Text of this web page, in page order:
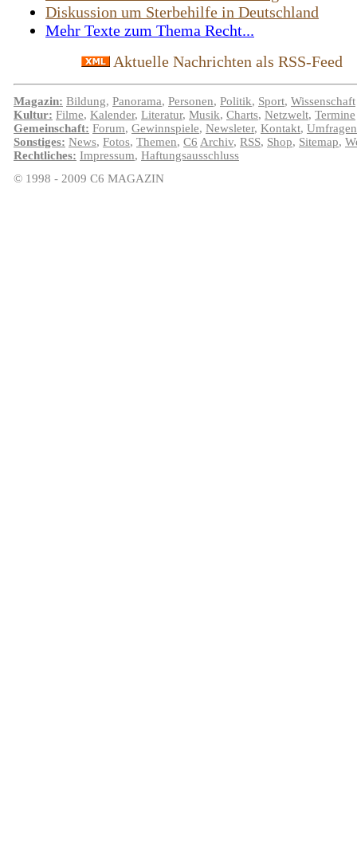
Diskussion um Sterbehilfe in Deutschland
Mehr Texte zum Thema Recht...
Aktuelle Nachrichten als RSS-Feed
Magazin: Bildung, Panorama, Personen, Politik, Sport, Wissenschaft
Kultur: Filme, Kalender, Literatur, Musik, Charts, Netzwelt, Termine
Gemeinschaft: Forum, Gewinnspiele, Newsleter, Kontakt, Umfragen
Sonstiges: News, Fotos, Themen, C6 Archiv, RSS, Shop, Sitemap,
Rechtliches: Impressum, Haftungsausschluss
© 1998 - 2009 C6 MAGAZIN